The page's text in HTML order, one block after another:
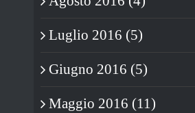
Luglio 2016 (5)
Giugno 2016 (5)
Maggio 2016 (11)